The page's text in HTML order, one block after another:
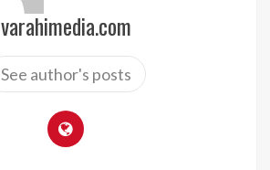
varahimedia.com
See author's posts